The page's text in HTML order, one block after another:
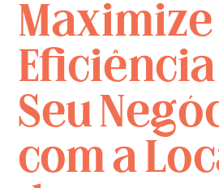
Maximize
Seu
com a